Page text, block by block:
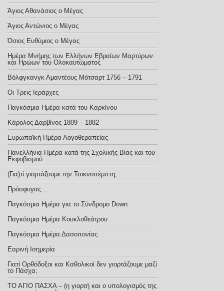
Άγιος Αθανάσιος ο Μέγας
Άγιος Αντώνιος ο Μέγας
Όσιος Ευθύμιος ο Μέγας
Ημέρα Μνήμης των Ελλήνων Εβραίων Μαρτύρων
και Ηρώων του Ολοκαυτώματος
Βόλφγκανγκ Αμαντέους Μότσαρτ 1756 – 1791
Οι Τρεις Ιεράρχες
Παγκόσμια Ημέρα κατά του Καρκίνου
Κάρολος Δαρβίνος 1809 – 1882
Ευρωπαϊκή Ημέρα Λογοθεραπείας
Πανελλήνια Ημέρα κατά της Σχολικής Βίας και του
Εκφοβισμού
(Για)τί γιορτάζουμε την Τσικνοπέμπτη;
Πρόσφυγας…
Παγκόσμια Ημέρα για το Σύνδρομο Down
Παγκόσμια Ημέρα Κουκλοθεάτρου
Παγκόσμια Ημέρα Δασοπονίας
Εαρινή Ισημερία
Γιατί Ορθόδοξοι και Καθολικοί δεν γιορτάζουμε μαζί
το Πάσχα;
ΤΟ ΑΓΙΟ ΠΑΣΧΑ – (η γιορτή και ο υπολογισμός της